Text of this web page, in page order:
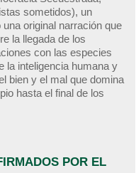
sometidos), un
original narración que
la llegada de los
con las especies
la inteligencia humana y
bien y el mal que domina
hasta el final de los
POR EL